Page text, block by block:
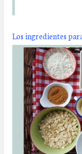
Los ingredientes